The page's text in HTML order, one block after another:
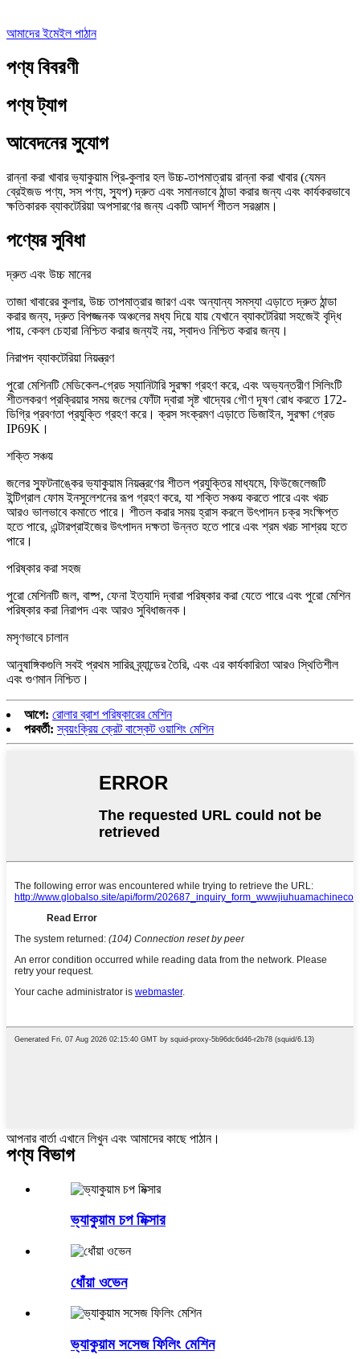
আমাদের ইমেইল পাঠান
পণ্য বিবরণী
পণ্য ট্যাগ
আবেদনের সুযোগ
রান্না করা খাবার ভ্যাকুয়াম প্রি-কুলার হল উচ্চ-তাপমাত্রায় রান্না করা খাবার (যেমন
ব্রেইজড পণ্য, সস পণ্য, স্যুপ) দ্রুত এবং সমানভাবে ঠান্ডা করার জন্য এবং কার্যকরভাবে
ক্ষতিকারক ব্যাকটেরিয়া অপসারণের জন্য একটি আদর্শ শীতল সরঞ্জাম।
পণ্যের সুবিধা
দ্রুত এবং উচ্চ মানের
তাজা খাবারের কুলার, উচ্চ তাপমাত্রার জারণ এবং অন্যান্য সমস্যা এড়াতে দ্রুত ঠান্ডা
করার জন্য, দ্রুত বিপজ্জনক অঞ্চলের মধ্য দিয়ে যায় যেখানে ব্যাকটেরিয়া সহজেই বৃদ্ধি
পায়, কেবল চেহারা নিশ্চিত করার জন্যই নয়, স্বাদও নিশ্চিত করার জন্য।
নিরাপদ ব্যাকটেরিয়া নিয়ন্ত্রণ
পুরো মেশিনটি মেডিকেল-গ্রেড স্যানিটারি সুরক্ষা গ্রহণ করে, এবং অভ্যন্তরীণ সিলিংটি
শীতলকরণ প্রক্রিয়ার সময় জলের ফোঁটা দ্বারা সৃষ্ট খাদ্যের গৌণ দূষণ রোধ করতে 172-
ডিগ্রি প্রবণতা প্রযুক্তি গ্রহণ করে। ক্রস সংক্রমণ এড়াতে ডিজাইন, সুরক্ষা গ্রেড
IP69K।
শক্তি সঞ্চয়
জলের স্ফুটনাঙ্কের ভ্যাকুয়াম নিয়ন্ত্রণের শীতল প্রযুক্তির মাধ্যমে, ফিউজেলেজটি
ইন্টিগ্রাল ফোম ইনসুলেশনের রূপ গ্রহণ করে, যা শক্তি সঞ্চয় করতে পারে এবং খরচ
আরও ভালভাবে কমাতে পারে। শীতল করার সময় হ্রাস করলে উৎপাদন চক্র সংক্ষিপ্ত
হতে পারে, এন্টারপ্রাইজের উৎপাদন দক্ষতা উন্নত হতে পারে এবং শ্রম খরচ সাশ্রয় হতে
পারে।
পরিষ্কার করা সহজ
পুরো মেশিনটি জল, বাষ্প, ফেনা ইত্যাদি দ্বারা পরিষ্কার করা যেতে পারে এবং পুরো মেশিন
পরিষ্কার করা নিরাপদ এবং আরও সুবিধাজনক।
মসৃণভাবে চালান
আনুষাঙ্গিকগুলি সবই প্রথম সারির ব্র্যান্ডের তৈরি, এবং এর কার্যকারিতা আরও স্থিতিশীল
এবং গুণমান নিশ্চিত।
আগে: রোলার ব্রাশ পরিষ্কারের মেশিন
পরবর্তী: স্বয়ংক্রিয় ক্রেট বাস্কেট ওয়াশিং মেশিন
আপনার বার্তা এখানে লিখুন এবং আমাদের কাছে পাঠান।
পণ্য বিভাগ
ভ্যাকুয়াম চপ মিক্সার
ধোঁয়া ওভেন
ভ্যাকুয়াম সসেজ ফিলিং মেশিন